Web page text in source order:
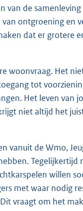
van de
ontgroening en
dat er grotere
woonvraag. Het
tot
Het leven van
niet altijd het
vanuit de Wmo,
Tegelijkertijd
willen
met waar nodig
vraagt om het